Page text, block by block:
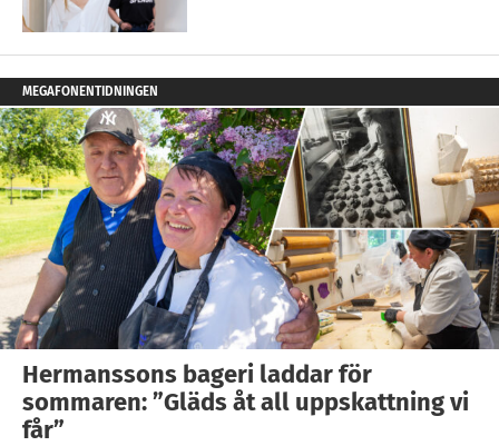
MEGAFONENTIDNINGEN
Hermanssons bageri laddar för
sommaren: ”Gläds åt all uppskattning vi
får”